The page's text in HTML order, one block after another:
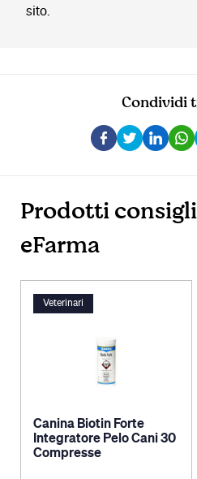
sito.
Condividi
Prodotti
eFarma
Veterinari
Canina Biotin Forte
Integratore Pelo Cani 30
Compresse